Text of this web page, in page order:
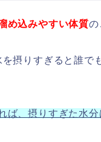
め込みやすい体質の
摂りすぎると誰で
ば、摂りすぎた水